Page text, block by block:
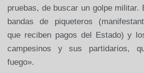
pruebas, de buscar un golpe militar.
bandas de piqueteros
que reciben pagos del Estado) y
campesinos y sus partidarios,
fuego».